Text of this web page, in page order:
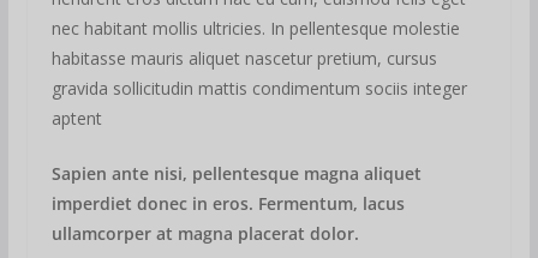
nec habitant mollis ultricies. In pellentesque molestie
habitasse mauris aliquet nascetur pretium, cursus
gravida sollicitudin mattis condimentum sociis integer
aptent
Sapien ante nisi, pellentesque magna aliquet
imperdiet donec in eros. Fermentum, lacus
ullamcorper at magna placerat dolor.